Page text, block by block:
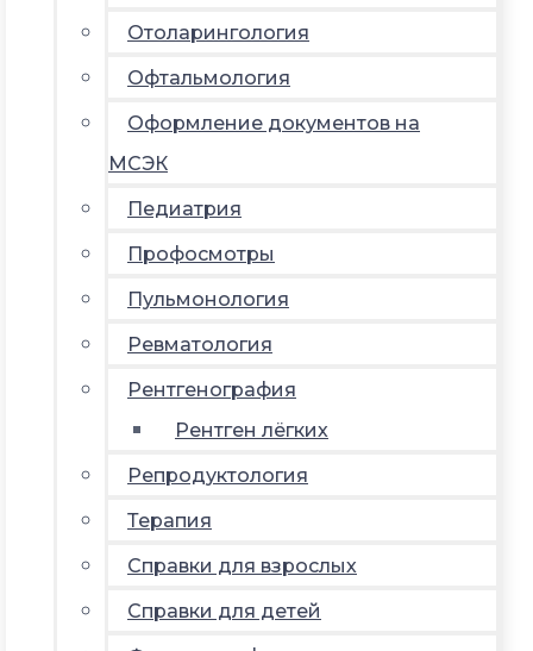
Отоларингология
Офтальмология
Оформление документов на
МСЭК
Педиатрия
Профосмотры
Пульмонология
Ревматология
Рентгенография
Рентген лёгких
Репродуктология
Терапия
Справки для взрослых
Справки для детей